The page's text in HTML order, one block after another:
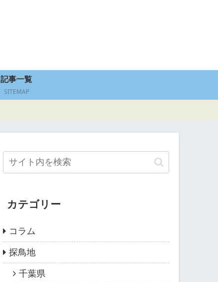
記事一覧
SITEMAP
カテゴリー
コラム
探鳥地
千葉県